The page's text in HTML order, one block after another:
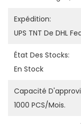
Expédition:
UPS TNT De DHL
État Des Stocks:
En Stock
Capacité
1000 PCS/mois.